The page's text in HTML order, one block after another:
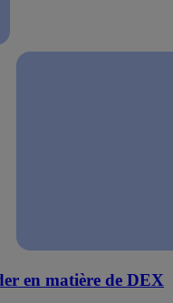
en matière de DEX